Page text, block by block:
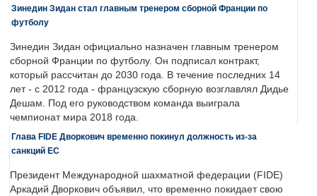
Зинедин Зидан стал главным тренером сборной Франции по
футболу
Зинедин Зидан официально назначен главным тренером
сборной Франции по футболу. Он подписал контракт,
который рассчитан до 2030 года. В течение последних 14
лет - с 2012 года - французскую сборную возглавлял Дидье
Дешам. Под его руководством команда выиграла
чемпионат мира 2018 года.
Глава FIDE Дворкович временно покинул должность из-за
санкций ЕС
Президент Международной шахматной федерации (FIDE)
Аркадий Дворкович объявил, что временно покидает свою